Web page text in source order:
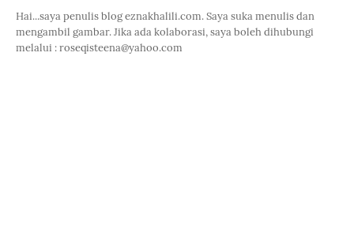
Hai...saya penulis blog eznakhalili.com. Saya suka menulis dan
mengambil gambar. Jika ada kolaborasi, saya boleh dihubungi
melalui : roseqisteena@yahoo.com